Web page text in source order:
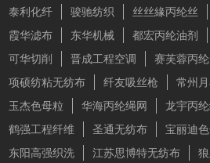
泰利化纤
骏驰纺织 丝丝緣丙纶丝
霞华滤布
东华机械 都宏丙纶油剂
可华切削
晋成工程空调 赛芙蓉丙
项硕纺粘无纺布
纤友吸丝枪 常州
玉杰色母粒
华海丙纶绳网 龙宇丙
鹤强工程纤维
圣通无纺布 宝丽迪
东阳高强织洗
江苏思博特无纺布